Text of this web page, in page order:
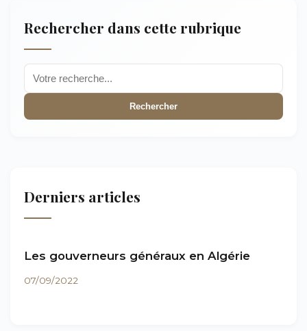
Rechercher dans cette rubrique
Rechercher
Derniers articles
Les gouverneurs généraux en Algérie
07/09/2022